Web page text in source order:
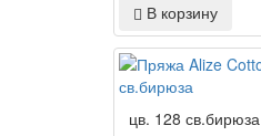
В корзину
цв. 128 св.бирюза